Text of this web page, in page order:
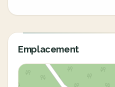
Emplacement